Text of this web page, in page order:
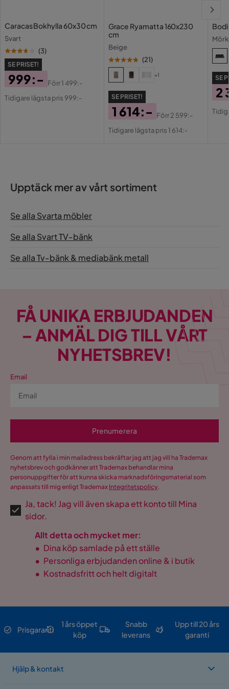
Caracas Bokhylla 60x30 cm
Svart
(3)
SE PRISET!
Pris
999:-
Original
Förr1 499:-
Tidigare lägsta pris 999:-
Grace Ryamatta 160x230
cm
Beige
(21)
+1
SE PRISET!
Pris
1 614:-
Original
Förr2 599:-
Tidigare lägsta pris 1 614:-
SE
2
Upptäck mer av vårt sortiment
Se alla Svarta möbler
Se alla Svart TV-bänk
Se alla Tv-bänk & mediabänk metall
FÅ UNIKA ERBJUDANDEN
– ANMÄL DIG TILL VÅRT
NYHETSBREV!
Email
Prenumerera
Genom att fylla i min mailadress bekräftar jag att jag vill ha Trademax
nyhetsbrev och godkänner att Trademax behandlar mina
personuppgifter för att kunna skicka marknadsföringsmaterial som
anpassats till mig enligt Trademax Integritetspolicy.
Ja, tack! Jag vill även skapa ett konto till Mina
sidor.
Allt detta och mycket mer:
• Dina köp samlade på ett ställe
• Personliga erbjudanden online & i butik
• Kostnadsfritt och helt digitalt
Prisgaranti
1 års öppet
köp
Snabb
leverans
Upp till 20 års
garanti
Hjälp & kontakt